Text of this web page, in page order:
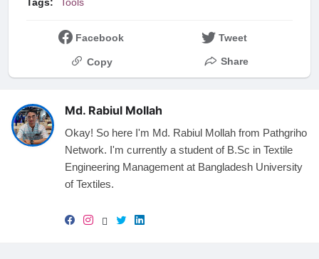
Facebook Tweet
Copy Share
Md. Rabiul Mollah
Okay! So here I'm Md. Rabiul Mollah from Pathgriho
Network. I'm currently a student of B.Sc in Textile
Engineering Management at Bangladesh University
of Textiles.